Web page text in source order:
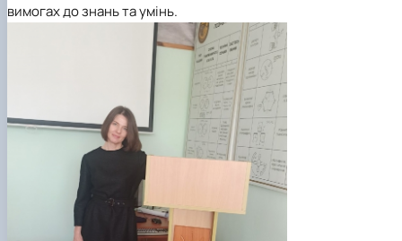
вимогах до знань та умінь.